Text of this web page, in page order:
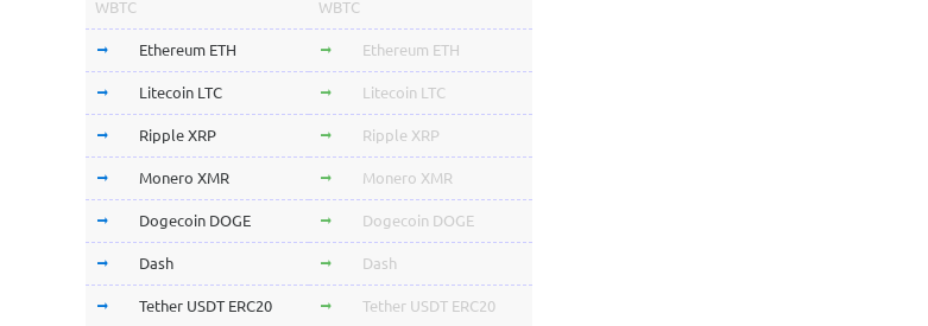
WBTC
WBTC
Ethereum ETH Ethereum ETH
Litecoin LTC Litecoin LTC
Ripple XRP Ripple XRP
Monero XMR Monero XMR
Dogecoin DOGE Dogecoin DOGE
Dash Dash
Tether USDT ERC20 Tether USDT ERC20